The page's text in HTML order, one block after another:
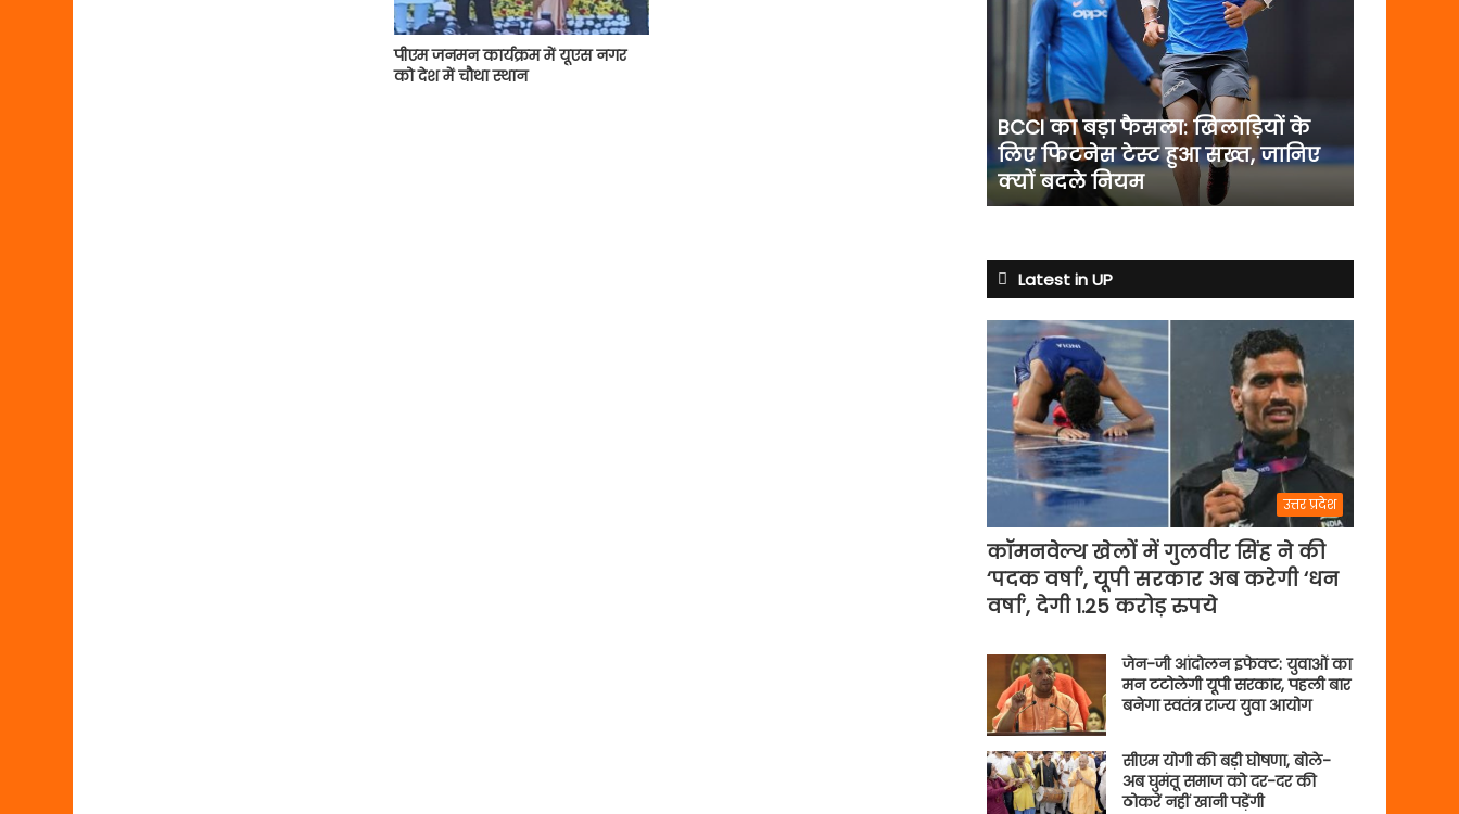
पीएम जनमन कार्यक्रम में यूएस नगर
को देश में चौथा स्थान
फैसला:
खिलाड़ियों
फिटनेस
टेस्ट
हुआ
सख्त,
बदले
नियम
BCCI का बड़ा फैसला: खिलाड़ियों के
लिए फिटनेस टेस्ट हुआ सख्त, जानिए
क्यों बदले नियम
Latest in UP
उत्तर प्रदेश
कॉमनवेल्थ खेलों में गुलवीर सिंह ने की
‘पदक वर्षा’, यूपी सरकार अब करेगी ‘धन
वर्षा’, देगी 1.25 करोड़ रुपये
जेन-जी आंदोलन इफेक्ट: युवाओं का
मन टटोलेगी यूपी सरकार, पहली बार
बनेगा स्वतंत्र राज्य युवा आयोग
सीएम योगी की बड़ी घोषणा, बोले-
अब घुमंतू समाज को दर-दर की
ठोकरें नहीं खानी पड़ेंगी